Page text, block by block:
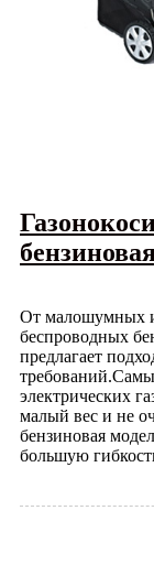
От малошумных и
беспроводных
предлагает
электрических
малый вес и не
бензиновая
большую